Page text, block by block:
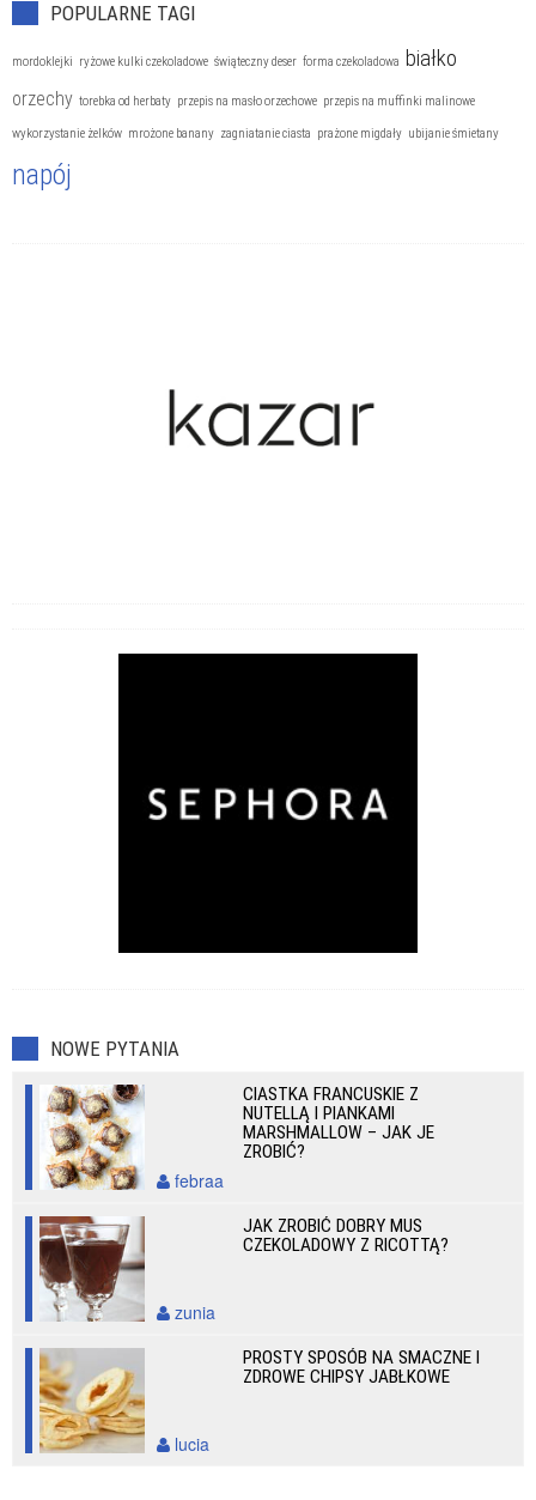
POPULARNE TAGI
mordoklejki ryżowe kulki czekoladowe świąteczny deser forma czekoladowa białko
orzechy torebka od herbaty przepis na masło orzechowe przepis na muffinki malinowe
wykorzystanie żelków mrożone banany zagniatanie ciasta prażone migdały ubijanie śmietany
napój
NOWE PYTANIA
CIASTKA FRANCUSKIE Z
NUTELLĄ I PIANKAMI
MARSHMALLOW – JAK JE
ZROBIĆ?
febraa
JAK ZROBIĆ DOBRY MUS
CZEKOLADOWY Z RICOTTĄ?
zunia
PROSTY SPOSÓB NA SMACZNE I
ZDROWE CHIPSY JABŁKOWE
lucia